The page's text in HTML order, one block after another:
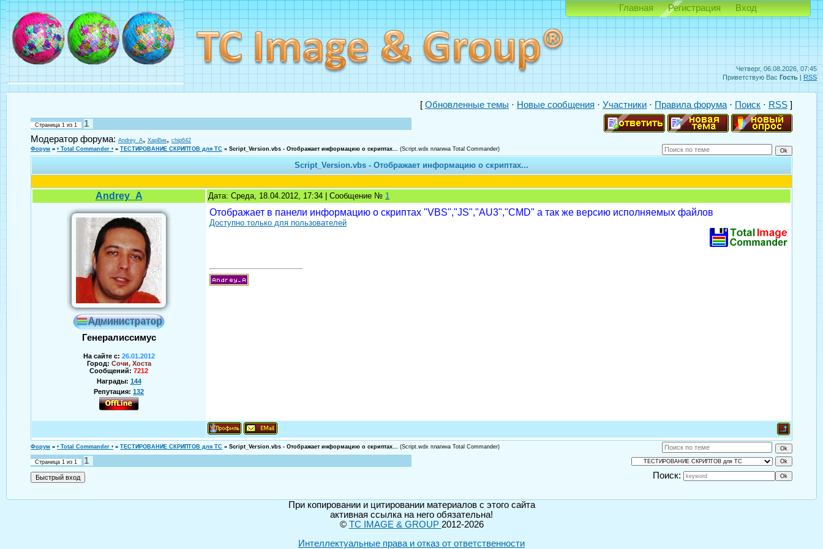
Четверг, 06.08.2026, 07:45
Приветствую Вас Гость | RSS
Главная Регистрация Вход
[ Обновленные темы · Новые сообщения · Участники · Правила форума · Поиск · RSS ]
Страница 1 из 1
1
Модератор форума: Andrey_A, ХарВик, chip642
Форум » • Total Commander • » ТЕСТИРОВАНИЕ СКРИПТОВ для TC » Script_Version.vbs - Отображает информацию о скриптах... (Script.wdx плагина Total Commander)
Script_Version.vbs - Отображает информацию о скриптах...
Andrey_A Дата: Среда, 18.04.2012, 17:34 | Сообщение № 1
Генералиссимус
На сайте с: 26.01.2012
Город: Сочи, Хоста
Сообщений: 7212
Награды: 144
Репутация: 132
Отображает в панели информацию о скриптах "VBS","JS","AU3","CMD" а так же версию исполняемых файлов
Доступно только для пользователей
Форум » • Total Commander • » ТЕСТИРОВАНИЕ СКРИПТОВ для TC » Script_Version.vbs - Отображает информацию о скриптах... (Script.wdx плагина Total Commander)
Страница 1 из 1
1
Поиск:
При копировании и цитировании материалов с этого сайта
активная ссылка на него обязательна!
© TC IMAGE & GROUP 2012-2026
Интеллектуальные права и отказ от ответственности